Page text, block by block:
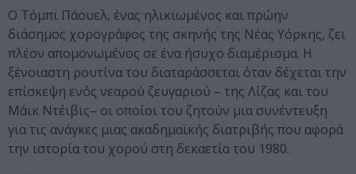
Ο Τόμπι Πάουελ, ένας ηλικιωμένος και πρώην
διάσημος χορογράφος της σκηνής της Νέας Υόρκης, ζει
πλέον απομονωμένος σε ένα ήσυχο διαμέρισμα. Η
ξένοιαστη ρουτίνα του διαταράσσεται όταν δέχεται την
επίσκεψη ενός νεαρού ζευγαριού – της Λίζας και του
Μάικ Ντέιβις– οι οποίοι του ζητούν μια συνέντευξη
για τις ανάγκες μιας ακαδημαϊκής διατριβής που αφορά
την ιστορία του χορού στη δεκαετία του 1980.